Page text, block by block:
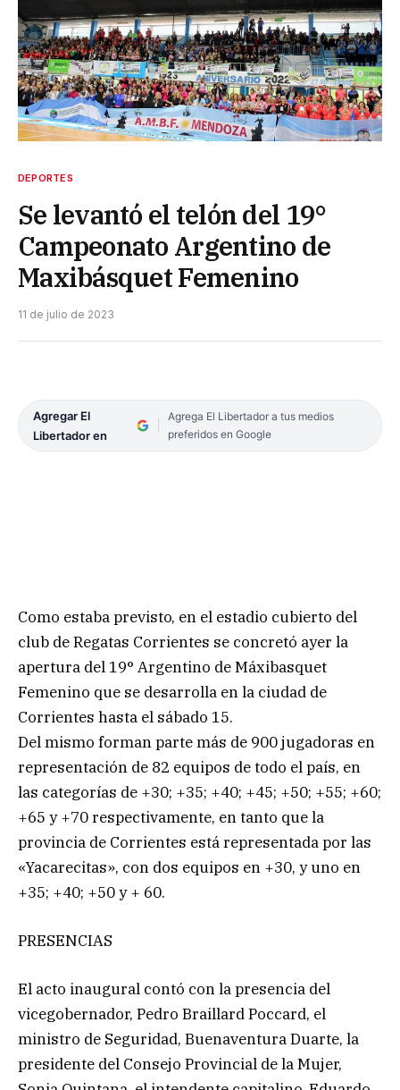
DEPORTES
Se levantó el telón del 19°
Campeonato Argentino de
Maxibásquet Femenino
11 de julio de 2023
Agregar El
Libertador en
Agrega El Libertador a tus medios
preferidos en Google
Como estaba previsto, en el estadio cubierto del
club de Regatas Corrientes se concretó ayer la
apertura del 19° Argentino de Máxibasquet
Femenino que se desarrolla en la ciudad de
Corrientes hasta el sábado 15.
Del mismo forman parte más de 900 jugadoras en
representación de 82 equipos de todo el país, en
las categorías de +30; +35; +40; +45; +50; +55; +60;
+65 y +70 respectivamente, en tanto que la
provincia de Corrientes está representada por las
«Yacarecitas», con dos equipos en +30, y uno en
+35; +40; +50 y + 60.
PRESENCIAS
El acto inaugural contó con la presencia del
vicegobernador, Pedro Braillard Poccard, el
ministro de Seguridad, Buenaventura Duarte, la
presidente del Consejo Provincial de la Mujer,